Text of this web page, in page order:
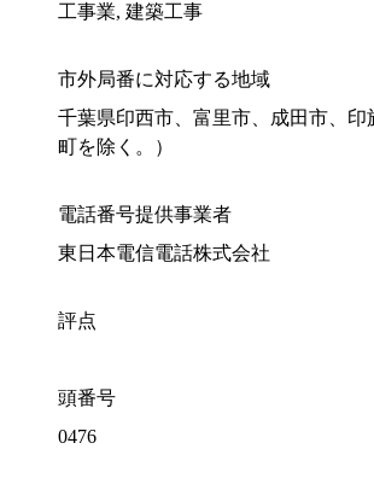
工事業, 建築工事
市外局番に対応する地域
千葉県印西市、富里市、成田市、印
町を除く。）
電話番号提供事業者
東日本電信電話株式会社
評点
頭番号
0476